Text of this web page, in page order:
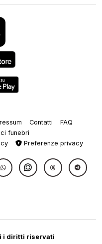
Contatti
FAQ
funebri
Preferenze privacy
i diritti riservati